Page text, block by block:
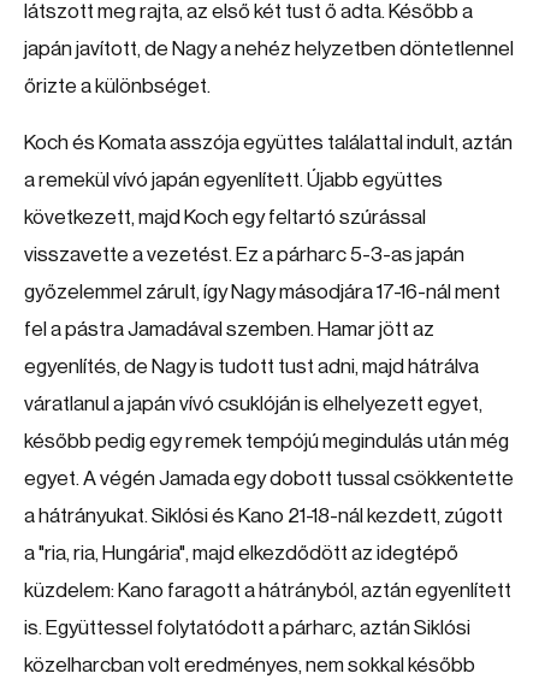
látszott meg rajta, az első két tust ő adta. Később a
japán javított, de Nagy a nehéz helyzetben döntetlennel
őrizte a különbséget.
Koch és Komata asszója együttes találattal indult, aztán
a remekül vívó japán egyenlített. Újabb együttes
következett, majd Koch egy feltartó szúrással
visszavette a vezetést. Ez a párharc 5-3-as japán
győzelemmel zárult, így Nagy másodjára 17-16-nál ment
fel a pástra Jamadával szemben. Hamar jött az
egyenlítés, de Nagy is tudott tust adni, majd hátrálva
váratlanul a japán vívó csuklóján is elhelyezett egyet,
később pedig egy remek tempójú megindulás után még
egyet. A végén Jamada egy dobott tussal csökkentette
a hátrányukat. Siklósi és Kano 21-18-nál kezdett, zúgott
a "ria, ria, Hungária", majd elkezdődött az idegtépő
küzdelem: Kano faragott a hátrányból, aztán egyenlített
is. Együttessel folytatódott a párharc, aztán Siklósi
közelharcban volt eredményes, nem sokkal később